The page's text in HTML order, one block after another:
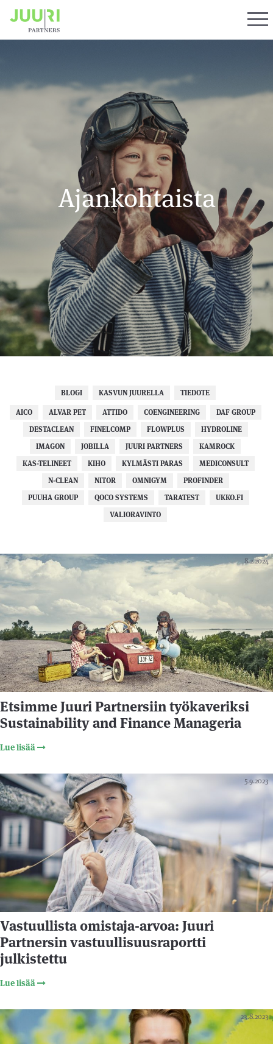
Ajankohtaista
BLOGI KASVUN JUURELLA TIEDOTE
AICO ALVAR PET ATTIDO COENGINEERING
DAF GROUP
DESTACLEAN
FINELCOMP FLOWPLUS
HYDROLINE
IMAGON
JOBILLA JUURI PARTNERS
KAMROCK
KAS-TELINEET
KIHO KYLMÄSTI PARAS
MEDICONSULT
N-CLEAN
NITOR OMNIGYM
PROFINDER
PUUHA GROUP
QOCO SYSTEMS TARATEST
UKKO.FI
VALIORAVINTO
8.2.2024
Etsimme Juuri Partnersiin työkaveriksi
Sustainability and Finance Manageria
Lue lisää
5.9.2023
Vastuullista omistaja-arvoa: Juuri
Partnersin vastuullisuusraportti
julkistettu
Lue lisää
23.8.2023